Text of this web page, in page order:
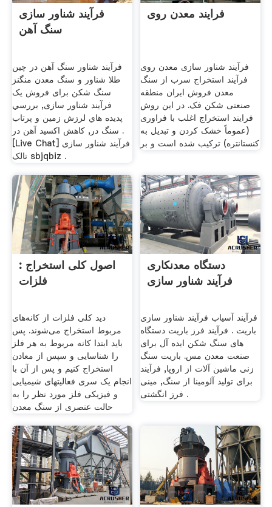
فرآیند شناور سازی
سنگ آهن
فرآیند شناور سنگ آهن در چین
طلا شناور و سنگ معدن منگنز
سنگ شکن برای فروش یک
فرآیند شناور سازی, بررسي
پديده هاي لرزش زمين و پرتاب
سنگ در, کاهش اکسید آهن در .
[Live Chat] فرآیند شناور سازی
تالک sbjqbiz .
فرایند معدن روی
فرآیند شناور سازی معدن روی
فرآیند استخراج سرب از سنگ
معدن فروش ایران منطقه
صنعتی شکن فک. در این روش
فرایند استخراج اغلب با فراوری
(عموماً خشک کردن و تبدیل به
کنستانتره) ترکیب شده است و بر
: اصول کلی استخراج
فلزات
دید کلی فلزات از کانه‌های
مربوط استخراج می‌شوند. پس
باید ابتدا کانه مربوط به هر فلز
را شناسایی و سپس از معادن
استخراج کنیم و پس از آن با
انجام یک سری فعالیتهای شیمیایی
و فیزیکی فلز مورد نظر را به
حالت عنصری از سنگ معدن
دستگاه معدنکاری
فرآیند شناور سازی
فرآیند آسیاب فرآیند شناور سازی
باریت . فرآیند فرز باریت دستگاه
های سنگ شکن ایده آل برای
صنعت معدن مس. باریت سنگ
زنی ماشین آلات از اروپا, فرآیند
برای تولید آلومینا از سنگ, مینی
فرز انگشتی .